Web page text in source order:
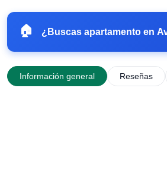
🏠 ¿Buscas apartamento en
Información general Reseñas